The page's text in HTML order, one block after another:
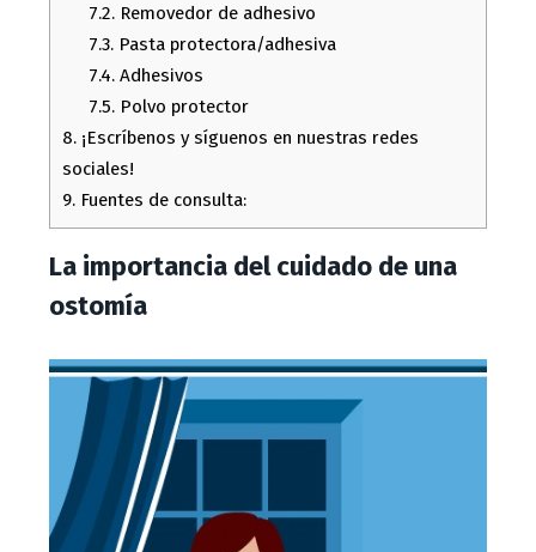
7.2. Removedor de adhesivo
7.3. Pasta protectora/adhesiva
7.4. Adhesivos
7.5. Polvo protector
8.¡Escríbenos y síguenos en nuestras redes
sociales!
9.Fuentes de consulta:
La importancia del cuidado de una
ostomía